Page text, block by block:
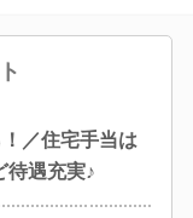
／住宅手当は
待遇充実♪